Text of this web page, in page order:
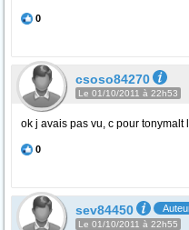
0
csoso84270
Le 01/10/2011 à 22h53
ok j avais pas vu, c pour tonymalt
0
sev84450
Le 01/10/2011 à 22h55